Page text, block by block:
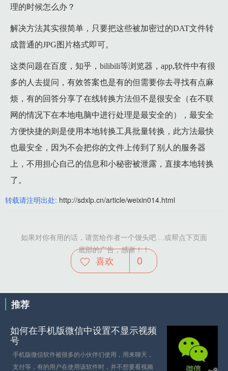
理的时候怎么办？
解决方法其实很简单，只要把这些被加密过的DAT文件转
成普通的JPG图片格式即可。
这类问题在百度，知乎，bilibili等浏览器，app,软件中有很
多的人去提问，有效答案也是有的但需要你去寻找有点麻
烦，有的回答分享了在线转换方法但不是很安全（在不联
网的情况下在本地电脑中进行处理是最安全的），最安全
方便快捷的则是使用本地转换工具批量转换，此方法最快
也最安全，因为不会把你的文件上传到了别人的服务器
上，不用担心自己的信息和小秘密被泄露，直接本地转换
了。
转载请注明出处: http://sdxlp.cn/article/weixin014.html
如果对你有用的话，请赏给作者一个馒头吧 ...或帮点下页面
底部的广告，感谢！！
喜欢 0
推荐
如何在手机版微信中设置不显示视频
号
手机版微信软件被很多的小伙伴们使用，用来聊天，
支付等，有的用户在使用该软件时，并不想要看视频